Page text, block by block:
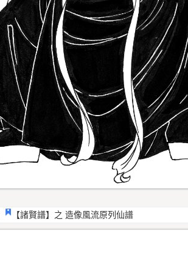
【諸賢譜】之 造像風流原列仙譜